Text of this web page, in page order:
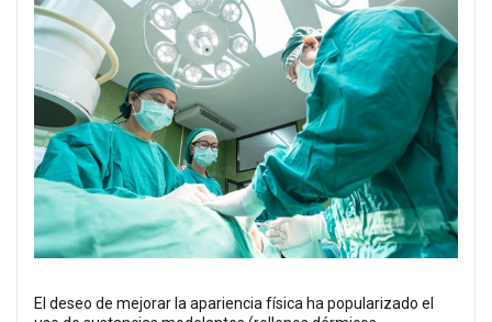
El deseo de mejorar la apariencia física ha popularizado el